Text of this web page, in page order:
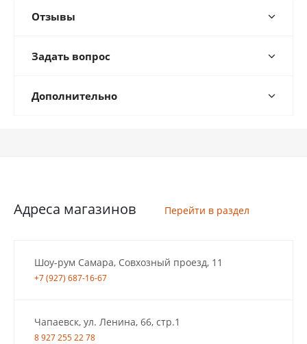
Отзывы
Задать вопрос
Дополнительно
Адреса магазинов Перейти в раздел
Шоу-рум Самара, Совхозный проезд, 11
+7 (927) 687-16-67
Чапаевск, ул. Ленина, 66, стр.1
8 927 255 22 78